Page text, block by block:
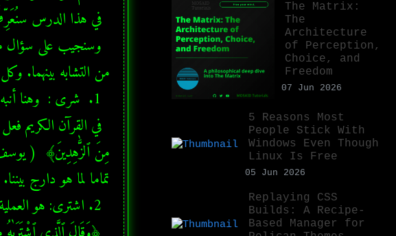
The Matrix:
The
Architecture
of Perception,
Choice, and
Freedom
07 Jun 2026
5 Reasons Most
People Stick With
Windows Even Though
Linux Is Free
05 Jun 2026
Replaying CSS
Builds: A Recipe-
Based Manager for